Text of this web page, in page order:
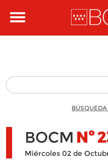
Toggle
BOCM Nº
Miércoles 02 de